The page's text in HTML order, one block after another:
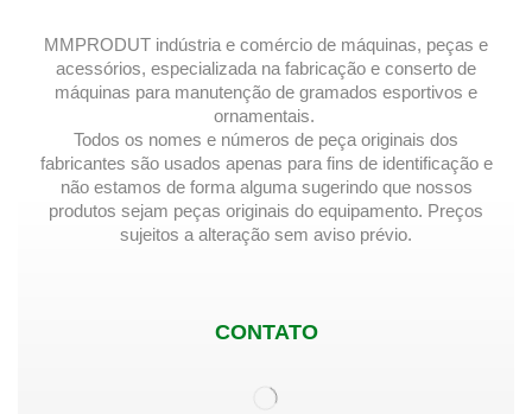
MMPRODUT indústria e comércio de máquinas, peças e
acessórios, especializada na fabricação e conserto de
máquinas para manutenção de gramados esportivos e
ornamentais.
Todos os nomes e números de peça originais dos
fabricantes são usados ​​apenas para fins de identificação e
não estamos de forma alguma sugerindo que nossos
produtos sejam peças originais do equipamento. Preços
sujeitos a alteração sem aviso prévio.
CONTATO